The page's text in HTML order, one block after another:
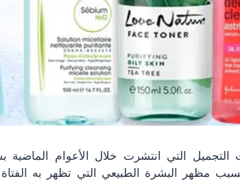
التجميل التي انتشرت خلال الأعوام
بسبب مظهر البشرة الطبيعي التي تظهر به